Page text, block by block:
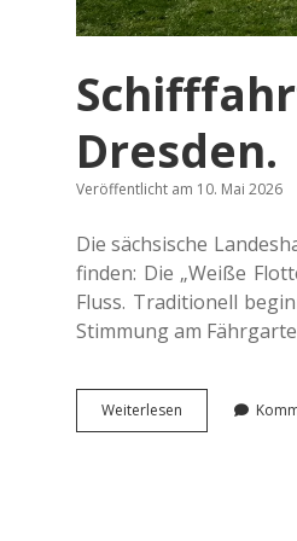
Dresden.
Veröffentlicht am 10. Mai 2026
Die säch­si­sche
finden: Die „Weiße
Fluss. Tra­di­tio­nell
Stim­mung am
Wei­ter­le­sen
fahrt­